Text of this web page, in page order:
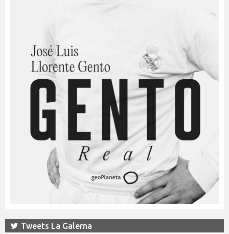
Tweets La Galerna